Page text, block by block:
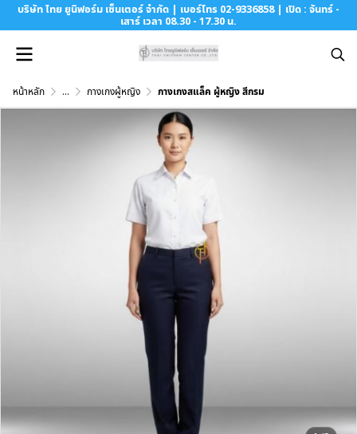
บริษัท ไทย ยูนิฟอร์ม เซ็นเตอร์ จำกัด | เบอร์โทร 02-9336858 | เปิด : จันทร์ -
เสาร์ เวลา 08.30 - 17.30 น.
หน้าหลัก ... กางเกงผู้หญิง กางเกงสแล็ค ผู้หญิง สีกรม